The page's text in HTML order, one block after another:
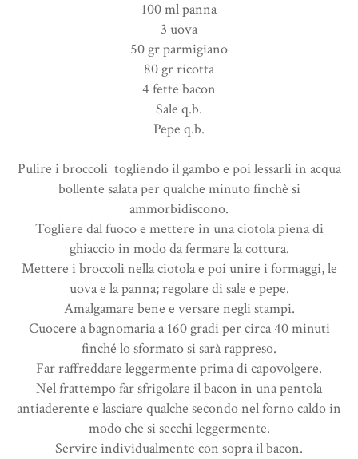
100 ml panna
3 uova
50 gr parmigiano
80 gr ricotta
4 fette bacon
Sale q.b.
Pepe q.b.
Pulire i broccoli togliendo il gambo e poi lessarli in acqua
bollente salata per qualche minuto finchè si
ammorbidiscono.
Togliere dal fuoco e mettere in una ciotola piena di
ghiaccio in modo da fermare la cottura.
Mettere i broccoli nella ciotola e poi unire i formaggi, le
uova e la panna; regolare di sale e pepe.
Amalgamare bene e versare negli stampi.
Cuocere a bagnomaria a 160 gradi per circa 40 minuti
finché lo sformato si sarà rappreso.
Far raffreddare leggermente prima di capovolgere.
Nel frattempo far sfrigolare il bacon in una pentola
antiaderente e lasciare qualche secondo nel forno caldo in
modo che si secchi leggermente.
Servire individualmente con sopra il bacon.